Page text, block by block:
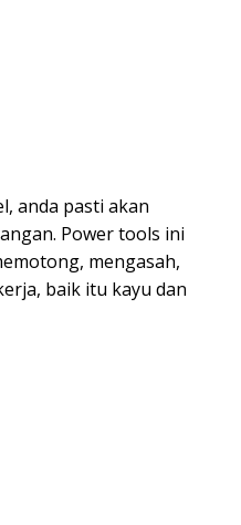
anda pasti akan
Power tools ini
mengasah,
baik itu kayu dan